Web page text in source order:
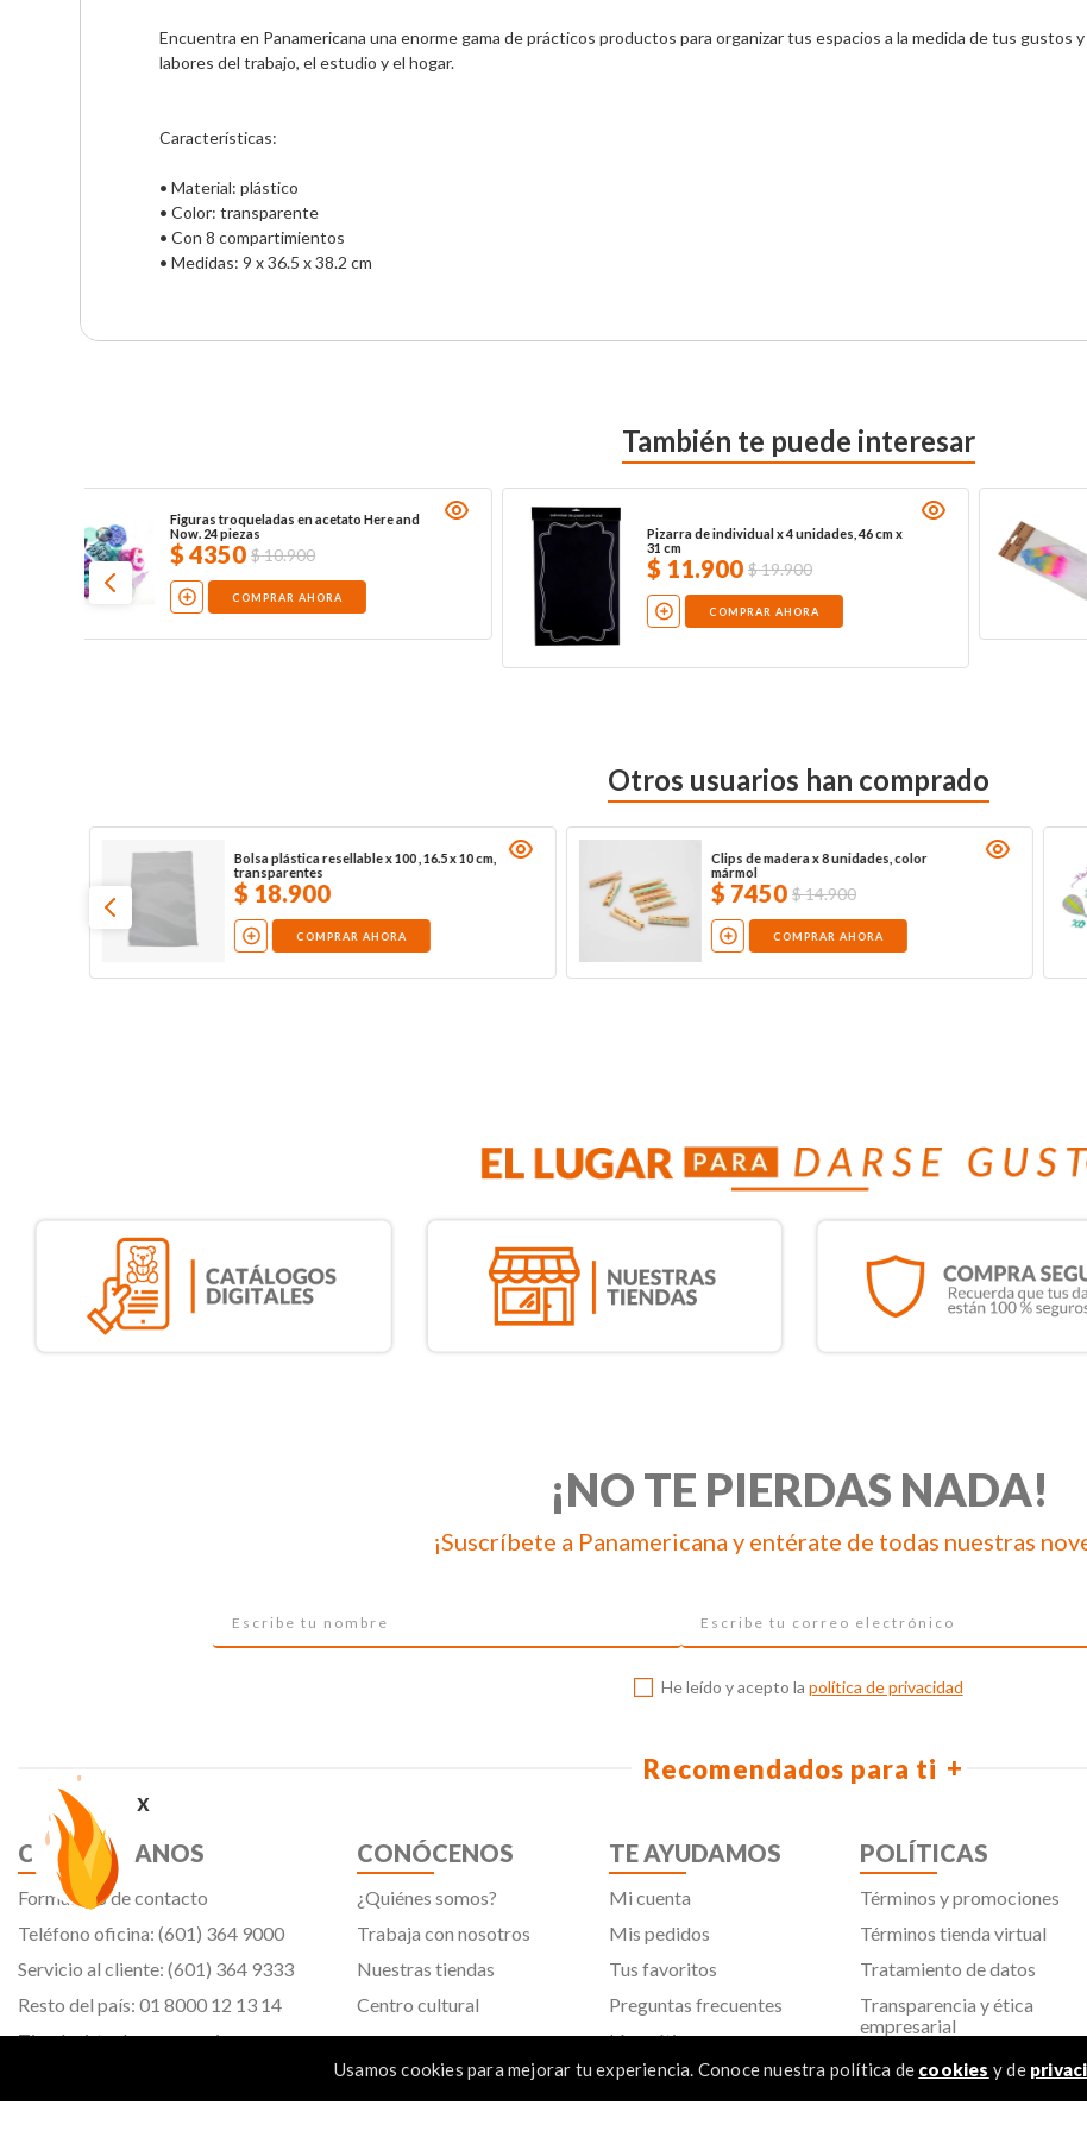
x
Usamos cookies para mejorar tu experiencia. Conoce nuestra política de cookies y de
Encuentra en Panamericana una enorme gama de prácticos productos para organizar tus espacios a la medida de tus gustos
labores del trabajo, el estudio y el hogar.
Características:
• Material: plástico
• Color: transparente
• Con 8 compartimientos
• Medidas: 9 x 36.5 x 38.2 cm
También te puede interesar
Figuras troqueladas en acetato Here and
Now. 24 piezas
$ 4350
COMPRAR AHORA
Pizarra de individual x 4 unidades, 46 cm x
$11.900 $
COMPRAR AHORA
Otros usuarios han comprado
Bolsa plástica resellable x 100 , 16.5 x 10 cm,
transparentes
$ 18.900
COMPRAR AHORA
Clips de madera x 8 unidades, color
mármol
$7450 $14.900
COMPRAR AHORA
¡NO TE PIERDAS NADA!
¡Suscríbete a Panamericana y entérate de todas nuestras
He leído y acepto la política de privacidad
Recomendados para ti
CONTÁCTANOS
Formulario de contacto
Teléfono oficina: (601) 364 9000
Servicio al cliente: (601) 364 9333
Resto del país: 01 8000 12 13 14
Tiendavirtual@panamericana.com.co
CONÓCENOS
¿Quiénes somos?
Trabaja con nosotros
Nuestras tiendas
Centro cultural
TE AYUDAMOS
Mi cuenta
Mis pedidos
Tus favoritos
Preguntas frecuentes
Línea ética
Proveedores
POLÍTICAS
Términos y promociones
Términos tienda virtual
Tratamiento de datos
Transparencia y ética
empresarial
Política de cookies
Aviso de privacidad